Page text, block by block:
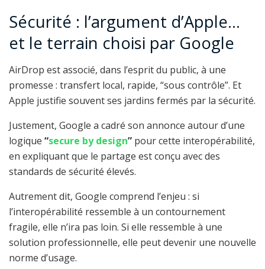
Sécurité : l’argument d’Apple…
et le terrain choisi par Google
AirDrop est associé, dans l’esprit du public, à une
promesse : transfert local, rapide, “sous contrôle”. Et
Apple justifie souvent ses jardins fermés par la sécurité.
Justement, Google a cadré son annonce autour d’une
logique “secure by design” pour cette interopérabilité,
en expliquant que le partage est conçu avec des
standards de sécurité élevés.
Autrement dit, Google comprend l’enjeu : si
l’interopérabilité ressemble à un contournement
fragile, elle n’ira pas loin. Si elle ressemble à une
solution professionnelle, elle peut devenir une nouvelle
norme d’usage.